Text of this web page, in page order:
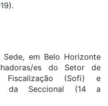
Sede, em Belo Horizonte
es do Setor de
Fiscalização (Sofi) e
da Seccional (14 a